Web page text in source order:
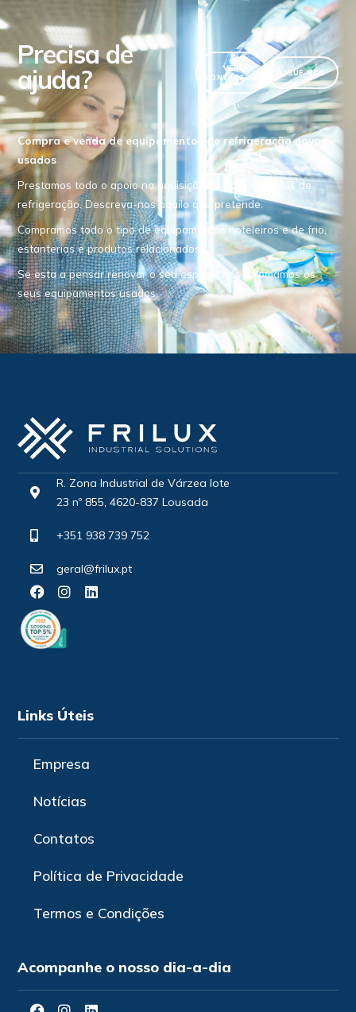
Precisa de
ajuda?
VER
CONTACTOS
LIGUE-NOS
Compra e venda de equipamentos de refrigeração novos e
usados
Prestamos todo o apoio na aquisição de equipamentos de
refrigeração. Descreva-nos aquilo que pretende.
Compramos todo o tipo de equipamentos hoteleiros e de frio,
estanterias e produtos relacionados.
Se esta a pensar renovar o seu espaço, nós retomamos os
seus equipamentos usados.
R. Zona Industrial de Várzea lote
23 nº 855, 4620-837 Lousada
+351 938 739 752
geral@frilux.pt
Links Úteis
Empresa
Notícias
Contatos
Política de Privacidade
Termos e Condições
Acompanhe o nosso dia-a-dia